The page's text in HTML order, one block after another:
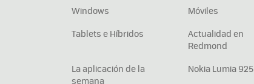
Windows Móviles
Tablets e Híbridos
Actualidad en
Redmond
La aplicación de la
semana
Nokia Lumia 925